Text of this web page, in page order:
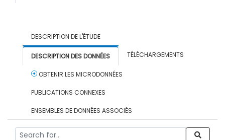
DESCRIPTION DE L'ÉTUDE
DESCRIPTION DES DONNÉES TÉLÉCHARGEMENTS
OBTENIR LES MICRODONNÉES
PUBLICATIONS CONNEXES
ENSEMBLES DE DONNÉES ASSOCIÉS